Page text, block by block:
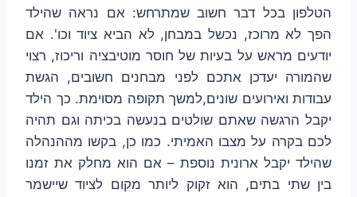
הטלפון בכל דבר חשוב שמתרחש: אם נראה שהילד
הפך לא מרוכז, נכשל במבחן, לא הביא ציוד וכו'. אם
יודעים מראש על בעיות של חוסר מוטיבציה וריכוז, רצוי
שהמורה יעדכן אתכם לפני מבחנים חשובים, הגשת
עבודות ואירועים שונים,למשך תקופה מסוימת. כך הילד
יקבל הרגשה שאתם שולטים בנעשה בכיתה וגם תהיה
לכם בקרה על מצבו האמיתי. כמו כן, בקשו מההנהלה
שהילד יקבל ארונית נוספת – אם הוא מחלק את זמנו
בין שתי בתים, הוא זקוק ליותר מקום לציוד שיישמר